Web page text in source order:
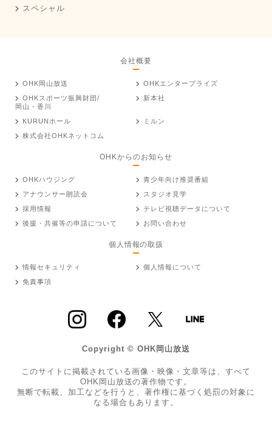
スペシャル
会社概要
OHK岡山放送
OHKエンタープライズ
OHKスポーツ振興財団/
岡山・香川
新本社
KURUNホール
ミルン
株式会社OHKネットコム
OHKからのお知らせ
OHKハウジング
青少年向け推奨番組
アナウンサー朗読会
スタジオ見学
採用情報
テレビ視聴データについて
後援・共催等の申請について
お問い合わせ
個人情報の取扱
情報セキュリティ
個人情報について
免責事項
Copyright © OHK岡山放送
このサイトに掲載されている画像・映像・文章等は、すべて
OHK岡山放送の著作物です。
無断で転載、加工などを行うと、著作権に基づく処罰の対象に
なる場合もあります。